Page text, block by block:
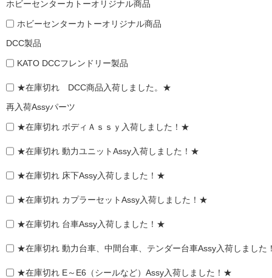
ホビーセンターカトーオリジナル商品
ホビーセンターカトーオリジナル商品
DCC製品
KATO DCCフレンドリー製品
★在庫切れ DCC商品入荷しました。★
再入荷Assyパーツ
★在庫切れ ボディＡｓｓｙ入荷しました！★
★在庫切れ 動力ユニットAssy入荷しました！★
★在庫切れ 床下Assy入荷しました！★
★在庫切れ カプラーセットAssy入荷しました！★
★在庫切れ 台車Assy入荷しました！★
★在庫切れ 動力台車、中間台車、テンダー台車Assy入荷しまし
★在庫切れ E～E6（シールなど）Assy入荷しました！★